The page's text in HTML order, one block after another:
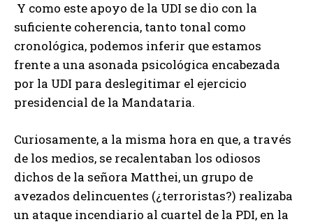
Y como este apoyo de la UDI se dio con la
suficiente coherencia, tanto tonal como
cronológica, podemos inferir que estamos
frente a una asonada psicológica encabezada
por la UDI para deslegitimar el ejercicio
presidencial de la Mandataria.
Curiosamente, a la misma hora en que, a través
de los medios, se recalentaban los odiosos
dichos de la señora Matthei, un grupo de
avezados delincuentes (¿terroristas?) realizaba
un ataque incendiario al cuartel de la PDI, en la